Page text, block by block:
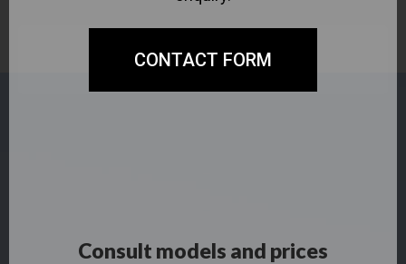
CONTACT FORM
Consult models and prices